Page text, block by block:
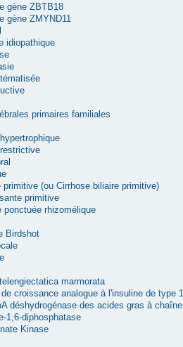
gène ZBTB18
gène ZMYND11
idiopathique
primaires familiales
primitive (ou Cirrhose biliaire primitive)
primitive
ponctuée rhizomélique
Birdshot
marmorata
croissance analogue à l'insuline de type 1
déshydrogénase des acides gras à
1,6-diphosphatase
Kinase